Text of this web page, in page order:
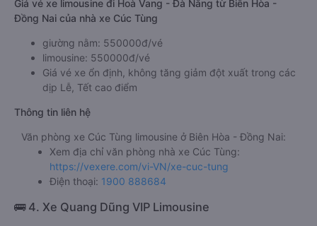
Giá vé xe limousine đi Hoà Vang - Đà Nẵng từ Biên Hòa -
Đồng Nai của nhà xe Cúc Tùng
giường nằm: 550000đ/vé
limousine: 550000đ/vé
Giá vé xe ổn định, không tăng giảm đột xuất trong các
dịp Lễ, Tết cao điểm
Thông tin liên hệ
Văn phòng xe Cúc Tùng limousine ở Biên Hòa - Đồng Nai:
Xem địa chỉ văn phòng nhà xe Cúc Tùng:
https://vexere.com/vi-VN/xe-cuc-tung
Điện thoại: 1900 888684
🚌 4. Xe Quang Dũng VIP Limousine